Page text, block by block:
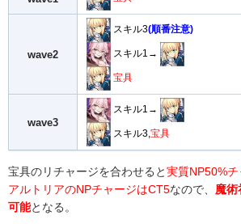
wave2
スキル3(順番注意)
スキル1→
宝具
wave3
スキル1→
スキル3,宝具
宝具のリチャージを合わせると実質NP50%チ
アルトリアのNPチャージはCT5なので、 魔術
可能となる。